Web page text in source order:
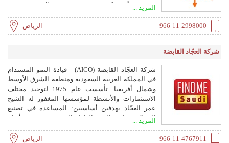
2009 – برأس مال قدره 499,470,390 ريال سعودي.
المزيد ...
966-11-2998000 الرياض
شركة العجّاد القابضة
شركة العجّاد القابضة (AICO) - قيادة النمو المستدام
في المملكة العربية السعودية ومنطقة الشرق الأوسط
وشمال أفريقيا. تأسست عام 1975 لتوحيد مختلف
الاستثمارات والأنشطة لمؤسسها المغفور له الشيخ
عمر العجّاد بهدفين أساسيين: المساعدة في تصنيع
المملكة وتطوير القوى العاملة السعودية، وتحقيق أرباح
المزيد ...
966-11-4767911 الرياض